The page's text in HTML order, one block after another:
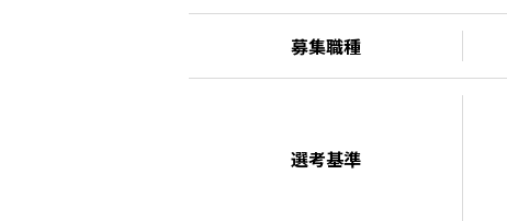
募集職種
選考基準